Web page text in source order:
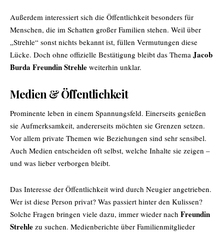
Außerdem interessiert sich die Öffentlichkeit besonders für
Menschen, die im Schatten großer Familien stehen. Weil über
„Strehle“ sonst nichts bekannt ist, füllen Vermutungen diese
Lücke. Doch ohne offizielle Bestätigung bleibt das Thema Jacob
Burda Freundin Strehle weiterhin unklar.
Medien & Öffentlichkeit
Prominente leben in einem Spannungsfeld. Einerseits genießen
sie Aufmerksamkeit, andererseits möchten sie Grenzen setzen.
Vor allem private Themen wie Beziehungen sind sehr sensibel.
Auch Medien entscheiden oft selbst, welche Inhalte sie zeigen –
und was lieber verborgen bleibt.
Das Interesse der Öffentlichkeit wird durch Neugier angetrieben.
Wer ist diese Person privat? Was passiert hinter den Kulissen?
Solche Fragen bringen viele dazu, immer wieder nach Freundin
Strehle zu suchen. Medienberichte über Familienmitglieder